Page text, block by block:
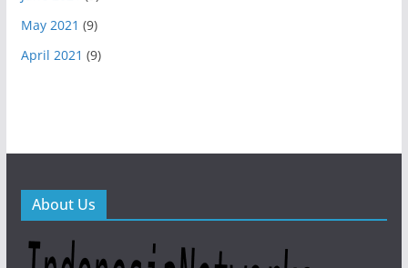
May 2021 (9)
April 2021 (9)
About Us